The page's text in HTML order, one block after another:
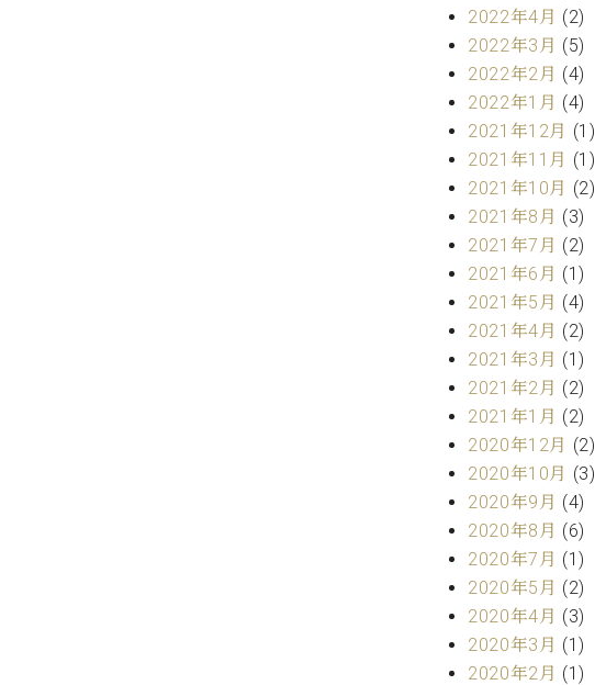
2022年4月 (2)
2022年3月 (5)
2022年2月 (4)
2022年1月 (4)
2021年12月 (1)
2021年11月 (1)
2021年10月 (2)
2021年8月 (3)
2021年7月 (2)
2021年6月 (1)
2021年5月 (4)
2021年4月 (2)
2021年3月 (1)
2021年2月 (2)
2021年1月 (2)
2020年12月 (2)
2020年10月 (3)
2020年9月 (4)
2020年8月 (6)
2020年7月 (1)
2020年5月 (2)
2020年4月 (3)
2020年3月 (1)
2020年2月 (1)